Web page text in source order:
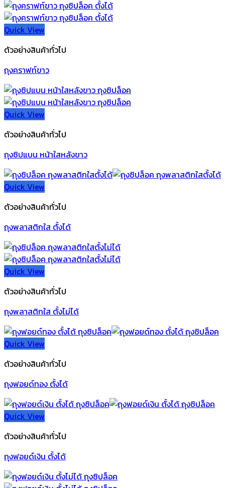
Quick View
ตัวอย่างสินค้าทั่วไป
ถุงคราฟท์ขาว
Quick View
ตัวอย่างสินค้าทั่วไป
ถุงซิปแบน หน้าใสหลังขาว
Quick View
ตัวอย่างสินค้าทั่วไป
ถุงพลาสติกใส ตั้งได้
Quick View
ตัวอย่างสินค้าทั่วไป
ถุงพลาสติกใส ตั้งไม่ได้
Quick View
ตัวอย่างสินค้าทั่วไป
ถุงฟอยด์ทอง ตั้งได้
Quick View
ตัวอย่างสินค้าทั่วไป
ถุงฟอยด์เงิน ตั้งได้